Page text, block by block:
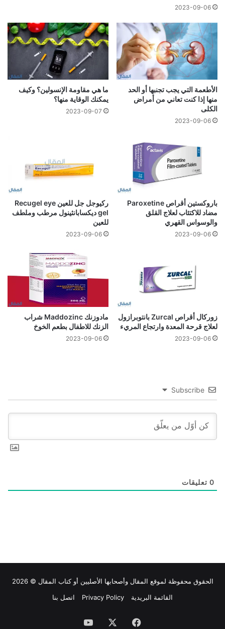
2023-09-06
الأطعمة التي يجب تجنبها أو الحد
منها إذا كنت تعاني من أمراض
الكلى
2023-09-06
ما هي مقاومة الإنسولين؟ وكيف
يمكنك الوقاية منها؟
2023-09-07
باروكستين أقراص Paroxetine
مضاد للاكتئاب لعلاج القلق
والوسواس القهري
2023-09-06
ركيوجل جل للعين Recugel eye
gel ديكسابانثينول مرطب وملطف
للعين
2023-09-06
زوركال أقراص Zurcal بانتوبرازول
لعلاج قرحة المعدة وارتجاع المريء
2023-09-06
مادوزنك Maddozinc شراب
الزنك للاطفال بطعم الخوخ
2023-09-06
Subscribe
0 تعليقات
الحقوق محفوظة لموقع المقال وأصحابها الأصليين أو كتاب المقال © 2026
القائمة البريدية
Privacy Policy اتصل بنا
فيسبوك ‫YouTube